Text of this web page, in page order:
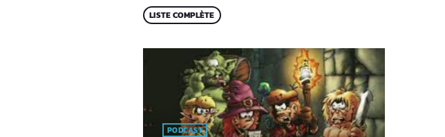
LISTE COMPLÈTE
PODCAST